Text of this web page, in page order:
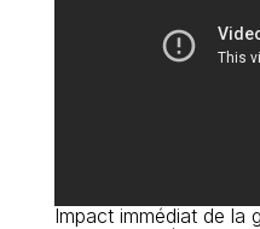
Impact immédiat de la